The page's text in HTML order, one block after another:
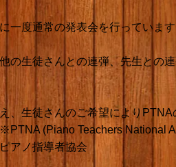
一度通常の発表会を行っていま
の生徒さんとの連弾、先生との
、生徒さんのご希望により
(Piano Teachers National
アノ指導者協会